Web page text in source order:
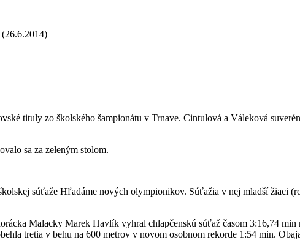
tituly zo školského šampionátu v Trnave. Cintulová a Váleková
sa za zeleným stolom.
súťaže Hľadáme nových olympionikov. Súťažia v nej mladší žiaci
Malacky Marek Havlík vyhral chlapčenskú súťaž časom 3:16,74 min
tretia v behu na 600 metrov v novom osobnom rekorde 1:54 min.